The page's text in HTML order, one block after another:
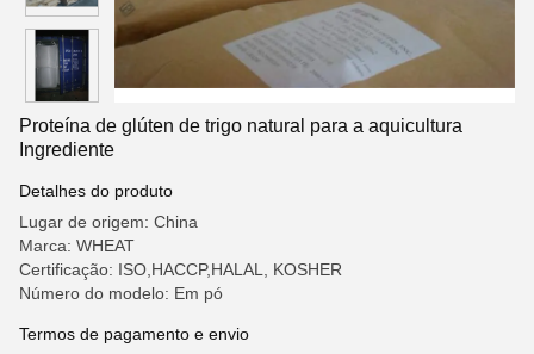
Proteína de glúten de trigo natural para a aquicultura
Ingrediente
Detalhes do produto
Lugar de origem: China
Marca: WHEAT
Certificação: ISO,HACCP,HALAL, KOSHER
Número do modelo: Em pó
Termos de pagamento e envio